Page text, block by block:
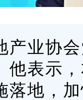
产业协
他表示
落地，